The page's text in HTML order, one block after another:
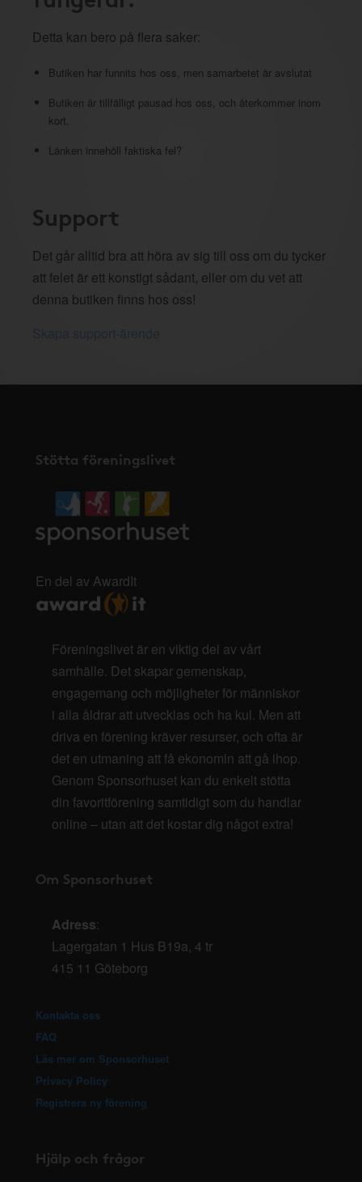
Detta kan bero på flera saker:
Butiken har funnits hos oss, men samarbetet är avslutat
Butiken är tillfälligt pausad hos oss, och återkommer inom
kort.
Länken innehöll faktiska fel?
Support
Det går alltid bra att höra av sig till oss om du tycker
att felet är ett konstigt sådant, eller om du vet att
denna butiken finns hos oss!
Stötta föreningslivet
En del av AwardIt
Föreningslivet är en viktig del av vårt
samhälle. Det skapar gemenskap,
engagemang och möjligheter för människor
i alla åldrar att utvecklas och ha kul. Men att
driva en förening kräver resurser, och ofta är
det en utmaning att få ekonomin att gå ihop.
Genom Sponsorhuset kan du enkelt stötta
din favoritförening samtidigt som du handlar
online – utan att det kostar dig något extra!
Om Sponsorhuset
Adress:
Lagergatan 1 Hus B19a, 4 tr
415 11 Göteborg
Kontakta oss
FAQ
Läs mer om Sponsorhuset
Privacy Policy
Registrera ny förening
Hjälp och frågor